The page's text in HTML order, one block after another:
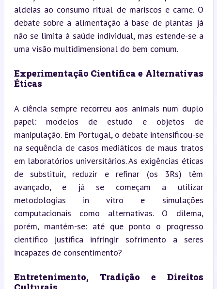
aldeias ao consumo ritual de mariscos e carne. O
debate sobre a alimentação à base de plantas já
não se limita à saúde individual, mas estende-se a
uma visão multidimensional do bem comum.
Experimentação Científica e Alternativas
Éticas
A ciência sempre recorreu aos animais num duplo
papel: modelos de estudo e objetos de
manipulação. Em Portugal, o debate intensificou-se
na sequência de casos mediáticos de maus tratos
em laboratórios universitários. As exigências éticas
de substituir, reduzir e refinar (os 3Rs) têm
avançado, e já se começam a utilizar
metodologias in vitro e simulações
computacionais como alternativas. O dilema,
porém, mantém-se: até que ponto o progresso
científico justifica infringir sofrimento a seres
incapazes de consentimento?
Entretenimento, Tradição e Direitos